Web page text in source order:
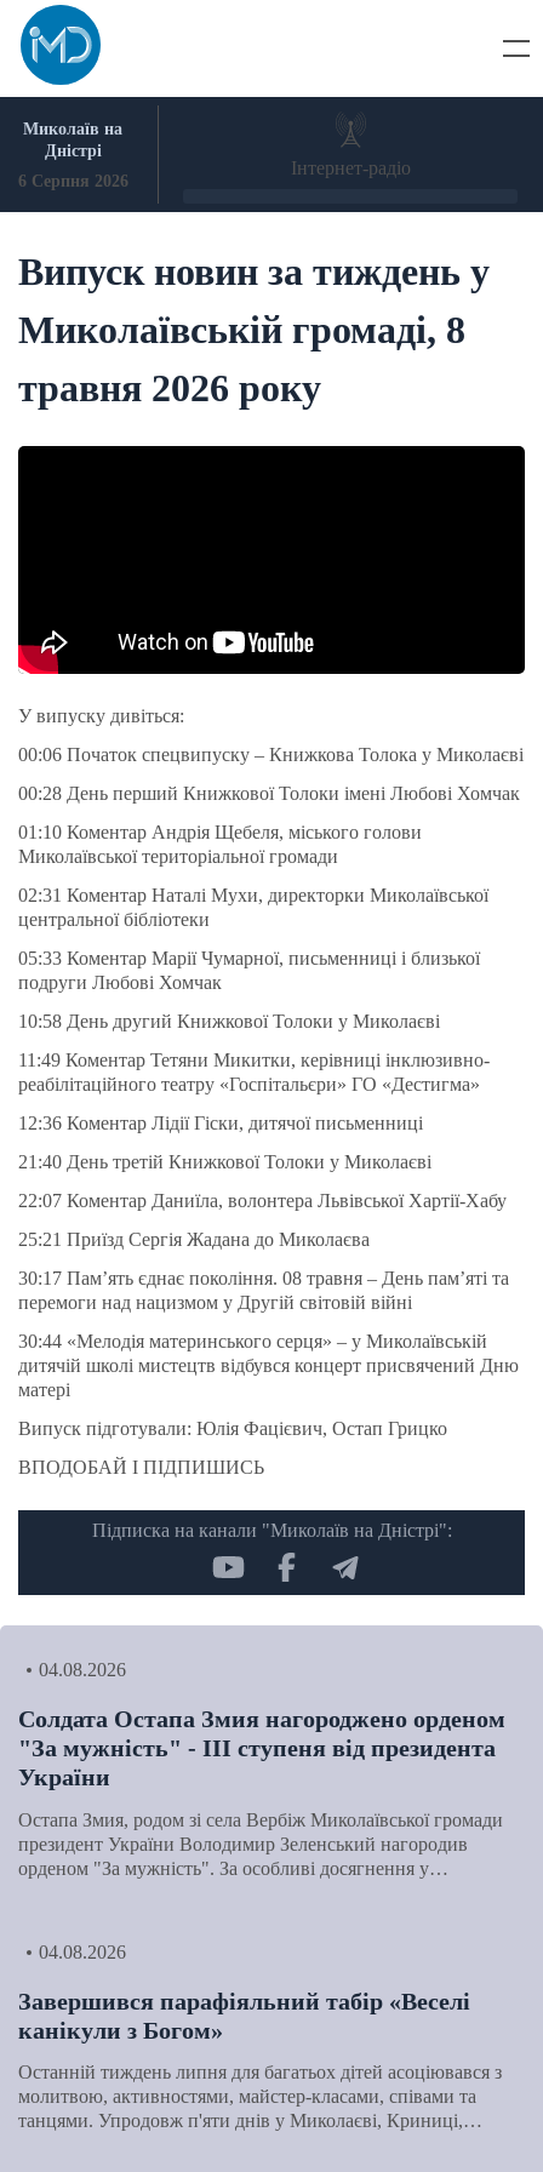
Skip
content
Миколаїв на
Дністрі
6 Серпня 2026
Інтернет-радіо
Випуск новин за тиждень у
Миколаївській громаді, 8
травня 2026 року
У випуску дивіться:
00:06​ Початок спецвипуску – Книжкова Толока у Миколаєві
00:28​ День перший Книжкової Толоки імені Любові Хомчак
01:10​ Коментар Андрія Щебеля, міського голови
Миколаївської територіальної громади
02:31​ Коментар Наталі Мухи, директорки Миколаївської
центральної бібліотеки
05:33​ Коментар Марії Чумарної, письменниці і близької
подруги Любові Хомчак
10:58​ День другий Книжкової Толоки у Миколаєві
11:49​ Коментар Тетяни Микитки, керівниці інклюзивно-
реабілітаційного театру «Госпітальєри» ГО «Дестигма»
12:36​ Коментар Лідії Гіски, дитячої письменниці
21:40​ День третій Книжкової Толоки у Миколаєві
22:07​ Коментар Даниїла, волонтера Львівської Хартії-Хабу
25:21​ Приїзд Сергія Жадана до Миколаєва
30:17​ Пам’ять єднає покоління. 08 травня – День пам’яті та
перемоги над нацизмом у Другій світовій війні
30:44​ «Мелодія материнського серця» – у Миколаївській
дитячій школі мистецтв відбувся концерт присвячений Дню
матері
Випуск підготували: Юлія Фацієвич, Остап Грицко
ВПОДОБАЙ І ПІДПИШИСЬ
Підписка на канали "Миколаїв на Дністрі":
04.08.2026
Солдата Остапа Змия нагороджено орденом
"За мужність" - ІІІ ступеня від президента
України
Остапа Змия, родом зі села Вербіж Миколаївської громади
президент України Володимир Зеленський нагородив
орденом "За мужність". За особливі досягнення у…
04.08.2026
Завершився парафіяльний табір «Веселі
канікули з Богом»
Останній тиждень липня для багатьох дітей асоціювався з
молитвою, активностями, майстер-класами, співами та
танцями. Упродовж п'яти днів у Миколаєві, Криниці,…